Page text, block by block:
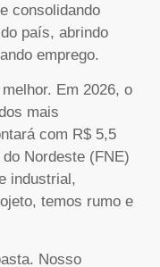
consolidando
país, abrindo
emprego.
Em 2026, o
mais
com R$ 5,5
Nordeste (FNE)
industrial,
temos rumo e
Nosso